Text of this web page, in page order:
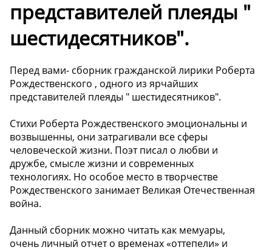
представителей плеяды "
шестидесятников".
Перед вами- сборник гражданской лирики Роберта
Рождественского , одного из ярчайших
представителей плеяды " шестидесятников".
Стихи Роберта Рождественского эмоциональны и
возвышенны, они затрагивали все сферы
человеческой жизни. Поэт писал о любви и
дружбе, смысле жизни и современных
технологиях. Но особое место в творчестве
Рождественского занимает Великая Отечественная
война.
Данный сборник можно читать как мемуары,
очень личный отчет о временах «оттепели» и